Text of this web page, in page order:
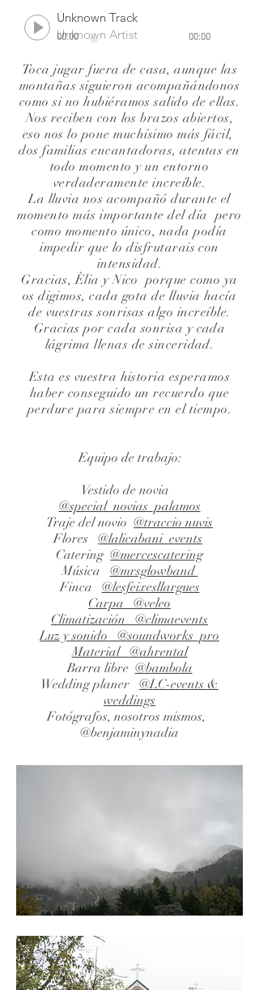
Unknown Track
Unknown Artist
00:00 00:00
Toca jugar fuera de casa, aunque las
montañas siguieron acompañándonos
como si no hubiéramos salido de ellas.
Nos reciben con los brazos abiertos,
eso nos lo pone muchísimo más fácil,
dos familias encantadoras, atentas en
todo momento y un entorno
verdaderamente increíble.
La lluvia nos acompañó durante el
momento más importante del día pero
como momento único, nada podía
impedir que lo disfrutarais con
intensidad.
Gracias, Èlia y Nico porque como ya
os digimos, cada gota de lluvia hacía
de vuestras sonrisas algo increíble.
Gracias por cada sonrisa y cada
lágrima llenas de sinceridad.
Esta es vuestra historia esperamos
haber conseguido un recuerdo que
perdure para siempre en el tiempo.
Equipo de trabajo:
Vestido de novia
@special_novias_palamos
Traje del novio @traccio nuvis
Flores @lalicabani_events
Catering @mercescatering
Música @mrsglowband
Finca @lesfeixesllargues
Carpa @veleo
Climatización
@climaevents
Luz y sonido @soundworks_pro
Material @ahrental
Barra libre @bambola
Wedding planer @LC-events &
weddings
Fotógrafos, nosotros mismos,
@benjaminynadia